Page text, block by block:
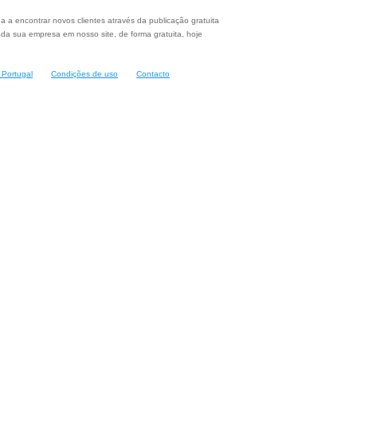
a encontrar novos clientes através da publicação gratuita
sua empresa em nosso site, de forma gratuita, hoje
Condições de uso Contacto